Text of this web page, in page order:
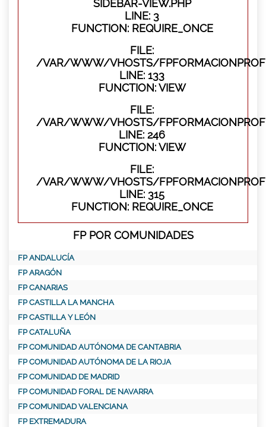
SIDEBAR-VIEW.PHP
LINE: 3
FUNCTION: REQUIRE_ONCE
FILE:
/VAR/WWW/VHOSTS/
LINE: 133
FUNCTION: VIEW
FILE:
/VAR/WWW/VHOSTS/
LINE: 246
FUNCTION: VIEW
FILE:
/VAR/WWW/VHOSTS/
LINE: 315
FUNCTION: REQUIRE_ONCE
FP POR COMUNIDADES
FP ANDALUCÍA
FP ARAGÓN
FP CANARIAS
FP CASTILLA LA MANCHA
FP CASTILLA Y LEÓN
FP CATALUÑA
FP COMUNIDAD AUTÓNOMA DE CANTABRIA
FP COMUNIDAD AUTÓNOMA DE LA RIOJA
FP COMUNIDAD DE MADRID
FP COMUNIDAD FORAL DE NAVARRA
FP COMUNIDAD VALENCIANA
FP EXTREMADURA